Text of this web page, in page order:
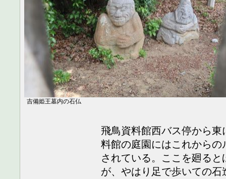
吉備姫王墓内の石仏
飛鳥資料館西バス停から
料館の庭園にはこれから
されている。ここを廻る
が、やはり足で歩いての